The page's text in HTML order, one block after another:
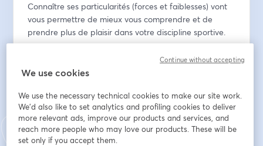
Connaître ses particularités (forces et faiblesses) vont
vous permettre de mieux vous comprendre et de
prendre plus de plaisir dans votre discipline sportive.
Le golf au féminin propose également des clefs
inspirantes pour les messieurs.
inclusif dans lequel chacun pourra y trouver son
compte.
Merci de votre présence :)
We use cookies
We use the necessary technical cookies to make our site work.
We'd also like to set analytics and profiling cookies to deliver
more relevant ads, improve our products and services, and
reach more people who may love our products. These will be
set only if you accept them.
Continue without accepting